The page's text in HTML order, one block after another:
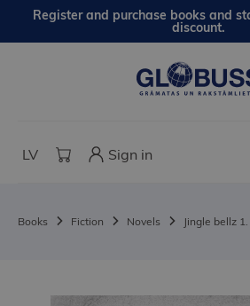
Register and purchase books and
discount.
LV Sign in
Books Fiction Novels Jingle bellz